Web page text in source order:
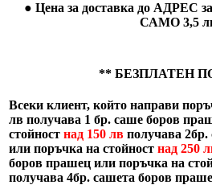
● Цена за доставка до АДРЕС
САМО 3,5
** БЕЗПЛАТЕН
Всеки клиент, който направи
лв получава 1 бр. саше боров
стойност над 150 лв получава
или поръчка на стойност над 250
боров прашец или поръчка на
получава 4бр. сашета боров